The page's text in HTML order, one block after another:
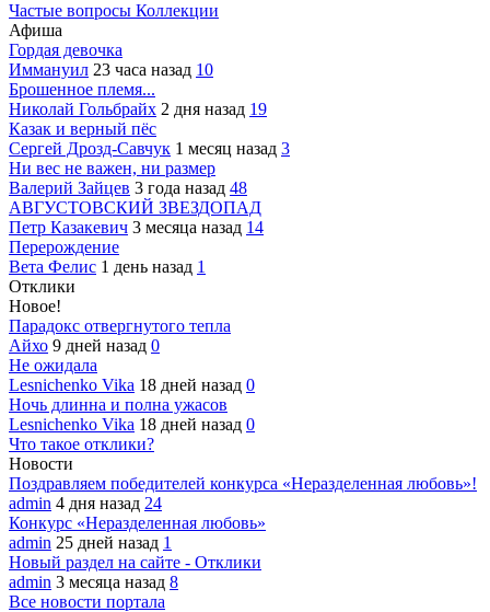
Частые вопросы Коллекции
Афиша
Гордая девочка
Иммануил 23 часа назад 10
Брошенное племя...
Николай Гольбрайх 2 дня назад 19
Казак и верный пёс
Сергей Дрозд-Савчук 1 месяц назад 3
Ни вес не важен, ни размер
Валерий Зайцев 3 года назад 48
АВГУСТОВСКИЙ ЗВЕЗДОПАД
Петр Казакевич 3 месяца назад 14
Перерождение
Вета Фелис 1 день назад 1
Отклики
Новое!
Парадокс отвергнутого тепла
Айхо 9 дней назад 0
Не ожидала
Lesnichenko Vika 18 дней назад 0
Ночь длинна и полна ужасов
Lesnichenko Vika 18 дней назад 0
Что такое отклики?
Новости
Поздравляем победителей конкурса «Неразделенная любовь»!
admin 4 дня назад 24
Конкурс «Неразделенная любовь»
admin 25 дней назад 1
Новый раздел на сайте - Отклики
admin 3 месяца назад 8
Все новости портала